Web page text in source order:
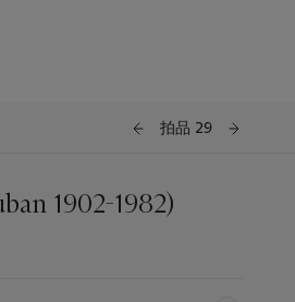
拍品 29
1902-1982)